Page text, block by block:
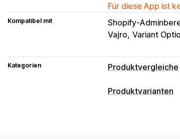
Für diese App ist
Kompatibel mit Shopify-
Vajro Variant
Kategorien Produktvergleiche
Vergleichstools
Produktvarianten